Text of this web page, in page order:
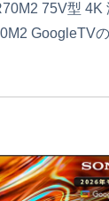
75V型 4K
GoogleTV